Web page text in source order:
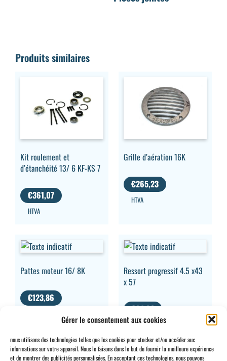
Gérer le consentement aux cookies
nous utilisons des technologies telles que les cookies pour stocker et/ou accéder aux
informations sur votre appareil. Nous le faisons dans le but de fournir la meilleure expérience
et de montrer des publicités personnalisées. En acceptant ces technologies, nous pouvons
Produits similaires
Kit roulement et
d’étanchéité 13/ 6 KF-KS 7
€361,07
HTVA
Grille d’aération 16K
€265,23
HTVA
Pattes moteur 16/ 8K
€123,86
Ressort progressif 4.5 x43
x 57
€24,98
HTVA